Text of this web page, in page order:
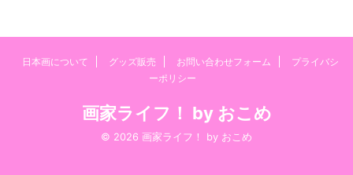
日本画について グッズ販売 お問い合わせフォーム
プライバシ
ーポリシー
画家ライフ！ by おこめ
© 2026 画家ライフ！ by おこめ